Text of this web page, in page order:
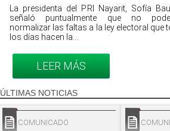
La presidenta del PRI Nayarit, Sofía
señaló puntualmente que no
normalizar las faltas a la ley electoral que
los días hacen la...
LEER MÁS
ÚLTIMAS NOTICIAS
COMUNICADO